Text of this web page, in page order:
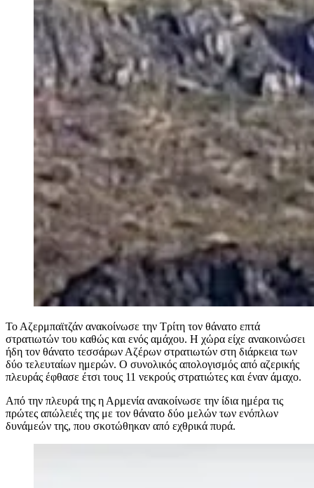
Το Αζερμπαϊτζάν ανακοίνωσε την Τρίτη τον θάνατο επτά
στρατιωτών του καθώς και ενός αμάχου. Η χώρα είχε ανακοινώσει
ήδη τον θάνατο τεσσάρων Αζέρων στρατιωτών στη διάρκεια των
δύο τελευταίων ημερών. Ο συνολικός απολογισμός από αζερικής
πλευράς έφθασε έτσι τους 11 νεκρούς στρατιώτες και έναν άμαχο.
Από την πλευρά της η Αρμενία ανακοίνωσε την ίδια ημέρα τις
πρώτες απώλειές της με τον θάνατο δύο μελών των ενόπλων
δυνάμεών της, που σκοτώθηκαν από εχθρικά πυρά.